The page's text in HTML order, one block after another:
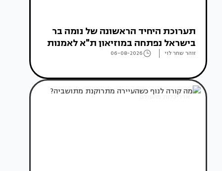
תערוכת היחיד הראשונה של נומה בר
בישראל נפתחה במוזיאון ת"א לאמנות
זוהר שחר לוי 06-08-2026
אדריכלות מהעולם